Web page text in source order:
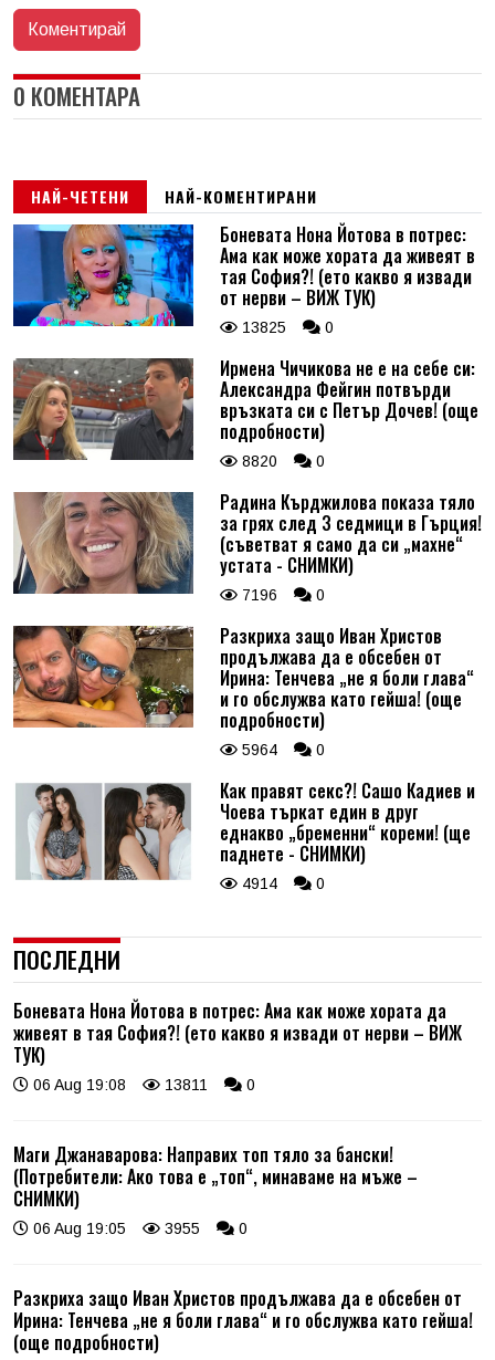
0 КОМЕНТАРА
НАЙ-ЧЕТЕНИ НАЙ-КОМЕНТИРАНИ
Боневата Нона Йотова в потрес:
Ама как може хората да живеят в
тая София?! (ето какво я извади
от нерви – ВИЖ ТУК)
13825 0
Ирмена Чичикова не е на себе си:
Александра Фейгин потвърди
връзката си с Петър Дочев! (още
подробности)
8820 0
Радина Кърджилова показа тяло
за грях след 3 седмици в Гърция!
(съветват я само да си „махне“
устата - СНИМКИ)
7196 0
Разкриха защо Иван Христов
продължава да е обсебен от
Ирина: Тенчева „не я боли глава“
и го обслужва като гейша! (още
подробности)
5964 0
Как правят секс?! Сашо Кадиев и
Чоева търкат един в друг
еднакво „бременни“ кореми! (ще
паднете - СНИМКИ)
4914 0
ПОСЛЕДНИ
Боневата Нона Йотова в потрес: Ама как може хората да
живеят в тая София?! (ето какво я извади от нерви – ВИЖ
ТУК)
06 Aug 19:08 13811 0
Маги Джанаварова: Направих топ тяло за бански!
(Потребители: Ако това е „топ“, минаваме на мъже –
СНИМКИ)
06 Aug 19:05 3955 0
Разкриха защо Иван Христов продължава да е обсебен от
Ирина: Тенчева „не я боли глава“ и го обслужва като гейша!
(още подробности)